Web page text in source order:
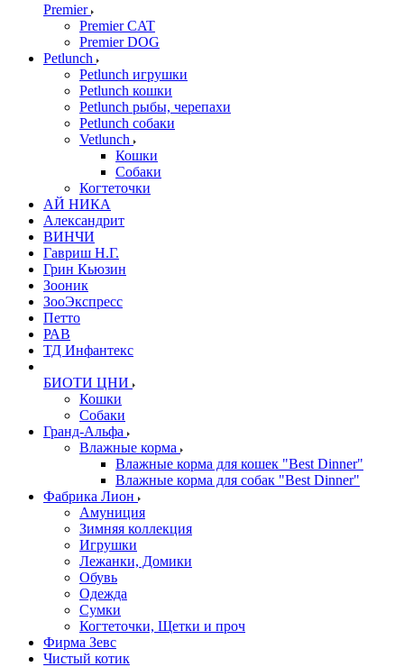
Premier
Premier CAT
Premier DOG
Petlunch
Petlunch игрушки
Petlunch кошки
Petlunch рыбы, черепахи
Petlunch собаки
Vetlunch
Кошки
Собаки
Когтеточки
АЙ НИКА
Александрит
ВИНЧИ
Гавриш Н.Г.
Грин Кьюзин
Зооник
ЗооЭкспресс
Петто
РАВ
ТД Инфантекс
БИОТИ ЦНИ
Кошки
Собаки
Гранд-Альфа
Влажные корма
Влажные корма для кошек "Best Dinner"
Влажные корма для собак "Best Dinner"
Фабрика Лион
Амуниция
Зимняя коллекция
Игрушки
Лежанки, Домики
Обувь
Одежда
Сумки
Когтеточки, Щетки и проч
Фирма Зевс
Чистый котик